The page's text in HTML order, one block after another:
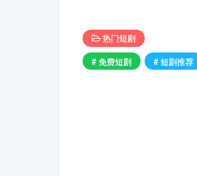
热门短剧
# 免费短剧
# 短剧推荐